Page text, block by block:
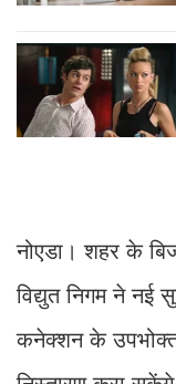
नोएडा। शहर के
विद्युत निगम ने
कनेक्शन के